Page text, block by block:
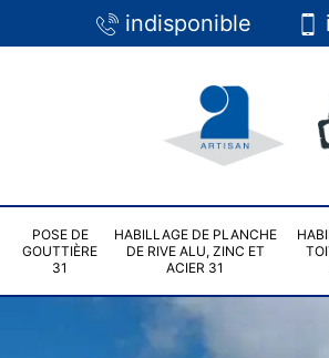
indisponible
POSE DE
GOUTTIÈRE
31
HABILLAGE DE PLANCHE
DE RIVE ALU, ZINC ET
ACIER 31